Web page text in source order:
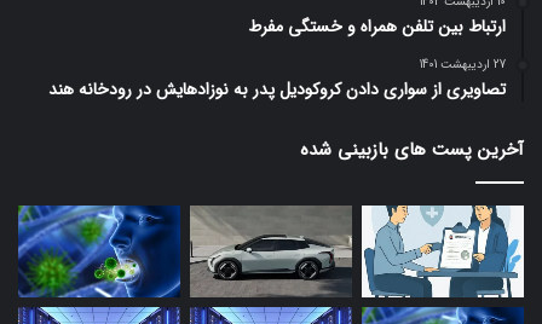
ارتباط بین تلفن همراه و خستگی مفرط
27 اردیبهشت 1401
تصاویری از سواری دادن کروکودیل پدر به نوزادهایش در رودخانه هند
آخرین پست های بازبینی شده